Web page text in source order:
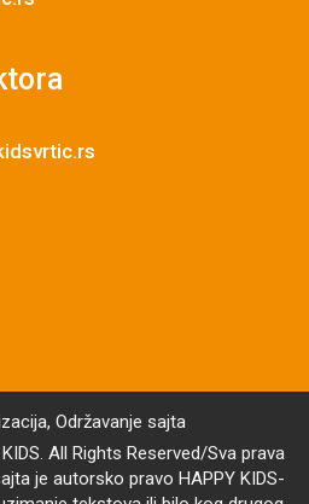
, Održavanje sajta
All Rights Reserved/Sva prava
je autorsko pravo HAPPY KIDS-